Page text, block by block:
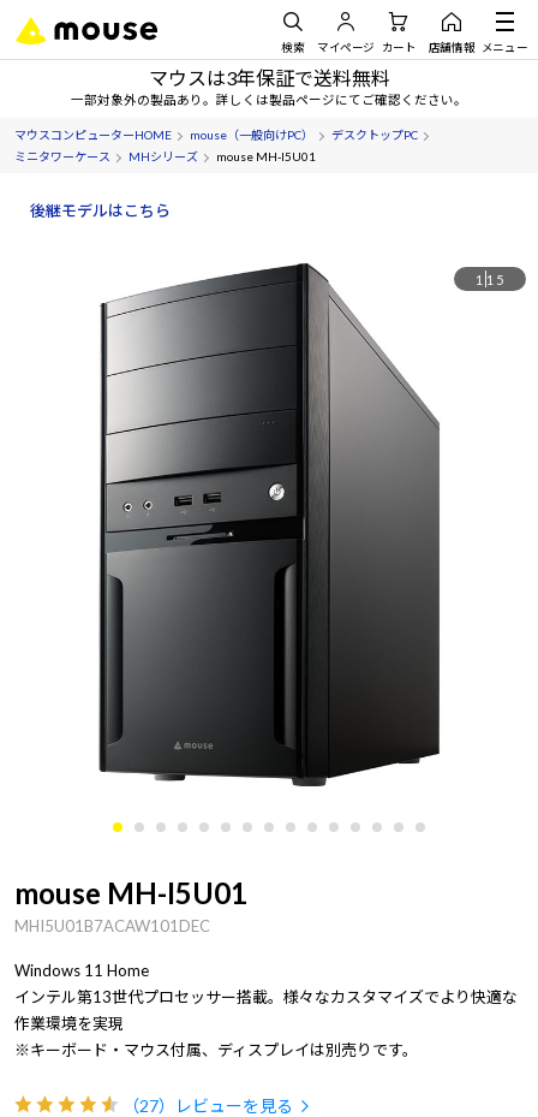
検索 マイページ カート 店舗情報 メニュー
マウスは3年保証で送料無料
一部対象外の製品あり。詳しくは製品ページにてご確認ください。
マウスコンピューターHOME mouse（一般向けPC）
デスクトップPC
ミニタワーケース
MHシリーズ mouse MH-I5U01
後継モデルはこちら
1 15
mouse MH-I5U01
MHI5U01B7ACAW101DEC
Windows 11 Home
インテル第13世代プロセッサー搭載。様々なカスタマイズでより快適な
作業環境を実現
※キーボード・マウス付属、ディスプレイは別売りです。
（27） レビューを見る